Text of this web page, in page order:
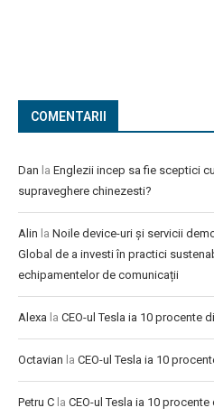
COMENTARII
Dan la Englezii incep sa fie sceptici
supraveghere chinezesti?
Alin la Noile device-uri și servicii
Global de a investi în practici
echipamentelor de comunicații
Alexa la CEO-ul Tesla ia 10 procente
Octavian la CEO-ul Tesla ia 10
Petru C la CEO-ul Tesla ia 10